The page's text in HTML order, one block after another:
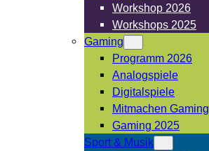
Workshop 2026
Workshops 2025
Gaming
Programm 2026
Analogspiele
Digitalspiele
Mitmachen Gaming
Gaming 2025
Sport & Musik